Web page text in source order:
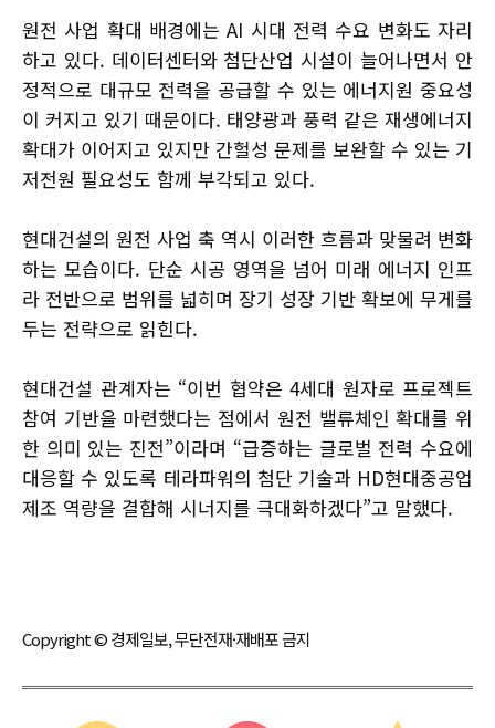
원전 사업 확대 배경에는 AI 시대 전력 수요 변화도 자리
하고 있다. 데이터센터와 첨단산업 시설이 늘어나면서 안
정적으로 대규모 전력을 공급할 수 있는 에너지원 중요성
이 커지고 있기 때문이다. 태양광과 풍력 같은 재생에너지
확대가 이어지고 있지만 간헐성 문제를 보완할 수 있는 기
저전원 필요성도 함께 부각되고 있다.
현대건설의 원전 사업 축 역시 이러한 흐름과 맞물려 변화
하는 모습이다. 단순 시공 영역을 넘어 미래 에너지 인프
라 전반으로 범위를 넓히며 장기 성장 기반 확보에 무게를
두는 전략으로 읽힌다.
현대건설 관계자는 “이번 협약은 4세대 원자로 프로젝트
참여 기반을 마련했다는 점에서 원전 밸류체인 확대를 위
한 의미 있는 진전”이라며 “급증하는 글로벌 전력 수요에
대응할 수 있도록 테라파워의 첨단 기술과 HD현대중공업
제조 역량을 결합해 시너지를 극대화하겠다”고 말했다.
Copyright © 경제일보, 무단전재·재배포 금지